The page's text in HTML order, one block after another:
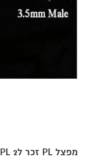
מפצל PL זכר ל2 PL נקבה 3.5"